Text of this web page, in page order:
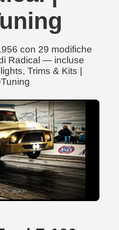
con 29 modifiche
Radical — incluse
Trims & Kits |